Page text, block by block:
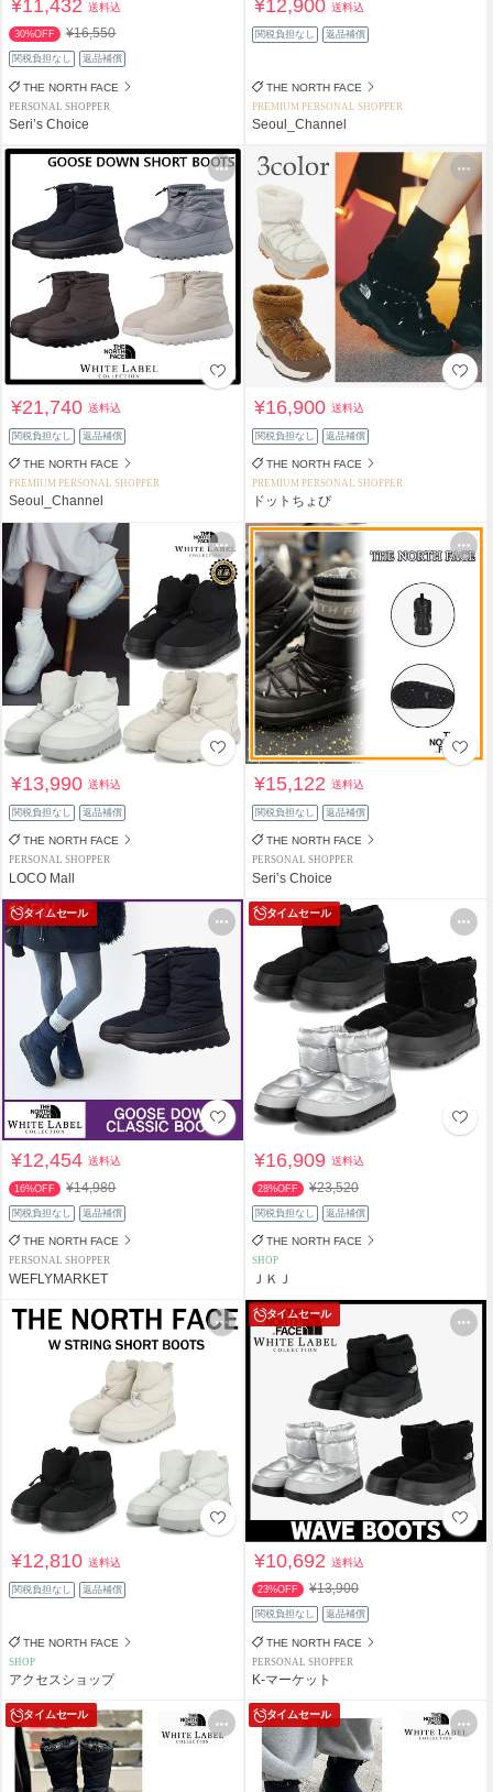
¥11,432送料込
30%OFF ¥16,550
関税負担なし 返品補償
THE NORTH FACE
PERSONAL SHOPPER
Seri’s Choice
¥12,900送料込
関税負担なし 返品補償
THE NORTH FACE
PREMIUM PERSONAL SHOPPER
Seoul_Channel
¥21,740送料込
関税負担なし 返品補償
THE NORTH FACE
PREMIUM PERSONAL SHOPPER
Seoul_Channel
¥16,900送料込
関税負担なし 返品補償
THE NORTH FACE
PREMIUM PERSONAL SHOPPER
ドットちょび
¥13,990送料込
関税負担なし 返品補償
THE NORTH FACE
PERSONAL SHOPPER
LOCO Mall
¥15,122送料込
関税負担なし 返品補償
THE NORTH FACE
PERSONAL SHOPPER
Seri’s Choice
タイムセール
¥12,454送料込
16%OFF ¥14,980
関税負担なし 返品補償
THE NORTH FACE
PERSONAL SHOPPER
WEFLYMARKET
タイムセール
¥16,909送料込
28%OFF ¥23,520
関税負担なし 返品補償
THE NORTH FACE
SHOP
ＪＫＪ
¥12,810送料込
関税負担なし 返品補償
THE NORTH FACE
SHOP
アクセスショップ
タイムセール
¥10,692送料込
23%OFF ¥13,900
関税負担なし 返品補償
THE NORTH FACE
PERSONAL SHOPPER
K-マーケット
タイムセール タイムセール